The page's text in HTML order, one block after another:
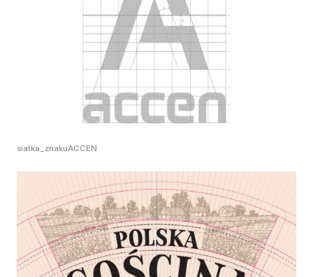
siatka_znakuACCEN